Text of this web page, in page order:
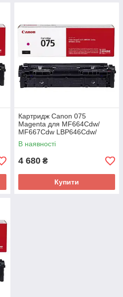
Картридж Canon 075
Magenta для MF664Cdw/
MF667Cdw LBP646Cdw/
LBP647Cdw (6363C002AA)
В наявності
4 680 ₴
Купити